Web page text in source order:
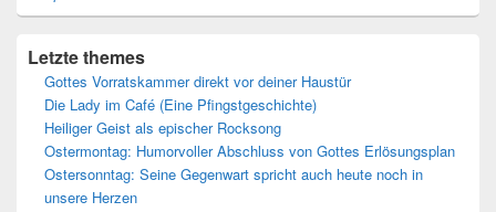
Letzte themes
Gottes Vorratskammer direkt vor deiner Haustür
Die Lady im Café (Eine Pfingstgeschichte)
Heiliger Geist als epischer Rocksong
Ostermontag: Humorvoller Abschluss von Gottes Erlösungsplan
Ostersonntag: Seine Gegenwart spricht auch heute noch in
unsere Herzen